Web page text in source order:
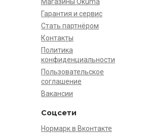
Магазины Okuma
Гарантия и сервис
Стать партнёром
Контакты
Политика
конфиденциальности
Пользовательское
соглашение
Вакансии
Соцсети
Нормарк в Вконтакте